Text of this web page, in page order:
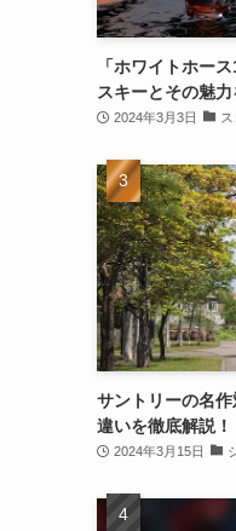
「ホワイトホー
スキーとその魅
2024年3月3日
サントリーの名
違いを徹底解説！
2024年3月15日